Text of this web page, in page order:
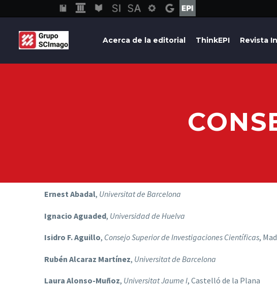
Acerca de la editorial ThinkEPI Revista
Ernest Abadal, Universitat de Barcelona
Ignacio Aguaded, Universidad de Huelva
Isidro F. Aguillo, Consejo Superior de Investigaciones Científicas,
Rubén Alcaraz Martínez, Universitat de Barcelona
Laura Alonso-Muñoz, Universitat Jaume I, Castelló de la Plana